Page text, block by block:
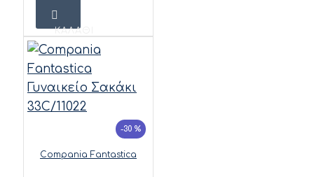
ΚΑΛΆΘΙ
-30 %
Compania Fantastica